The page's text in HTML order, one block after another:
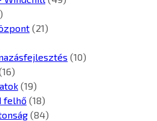
(21)
(10)
(19)
felhő (18)
(84)